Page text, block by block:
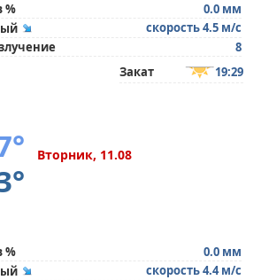
%
0.0 мм
скорость 4.5 м/с
8
Закат 19:29
Вторник, 11.08
%
0.0 мм
скорость 4.4 м/с